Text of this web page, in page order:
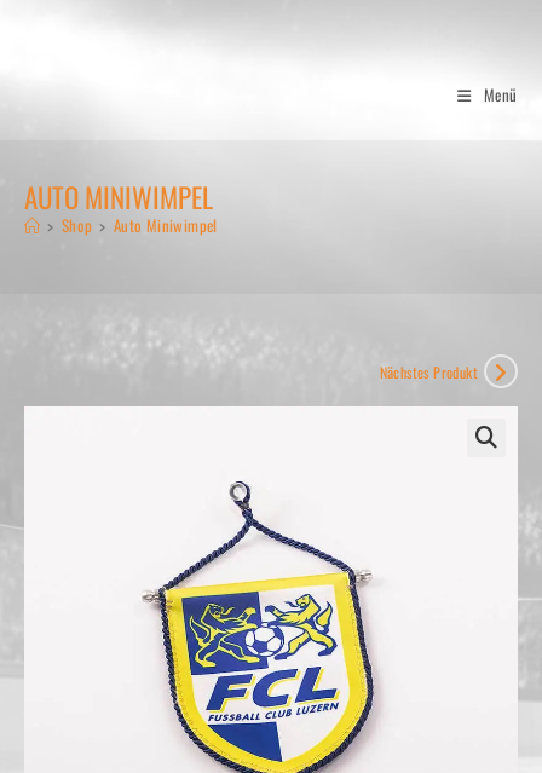
Menü
AUTO MINIWIMPEL
> Shop > Auto Miniwimpel
Nächstes Produkt